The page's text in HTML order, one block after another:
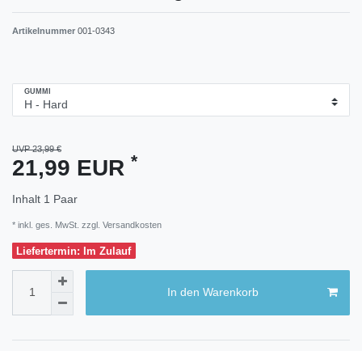
Artikelnummer 001-0343
GUMMI
UVP 23,99 €
21,99 EUR *
Inhalt 1 Paar
* inkl. ges. MwSt. zzgl. Versandkosten
Liefertermin: Im Zulauf
In den Warenkorb